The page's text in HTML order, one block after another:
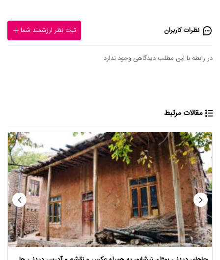
نظرات کاربران ثبت نظر ارزشمند شما
در رابطه با این مطلب دیدگاهی وجود ندارد
مقالات مرتبط